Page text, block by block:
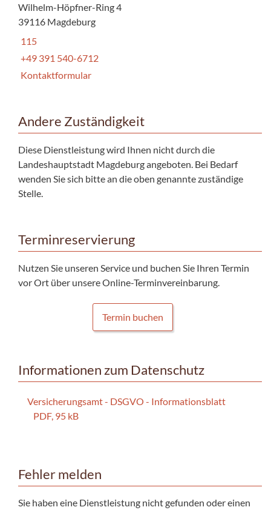
Wilhelm-Höpfner-Ring 4
39116 Magdeburg
115
+49 391 540-6712
Kontaktformular
Andere Zuständigkeit
Diese Dienstleistung wird Ihnen nicht durch die
Landeshauptstadt Magdeburg angeboten. Bei Bedarf
wenden Sie sich bitte an die oben genannte zuständige
Stelle.
Terminreservierung
Nutzen Sie unseren Service und buchen Sie Ihren Termin
vor Ort über unsere Online-Terminvereinbarung.
Termin buchen
Informationen zum Datenschutz
Versicherungsamt - DSGVO - Informationsblatt
PDF, 95 kB
Fehler melden
Sie haben eine Dienstleistung nicht gefunden oder einen